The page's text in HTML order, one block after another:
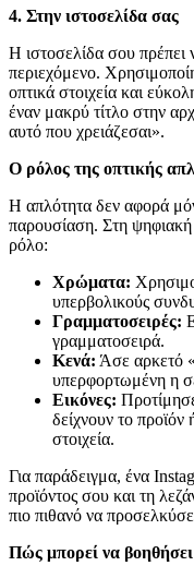
4. Στην ιστοσελίδα σας
Η ιστοσελίδα σου πρέπει
περιεχόμενο.
οπτικά στοιχεία και
έναν μακρύ τίτλο στην
αυτό που χρειάζεσαι».
Ο ρόλος της οπτικής
Η απλότητα δεν αφορά
παρουσίαση. Στη ψηφιακή
ρόλο:
Χρώματα:
υπερβολικούς
Γραμματοσειρές:
γραμματοσειρά.
Κενά: Άσε αρκετό
υπερφορτωμένη η
Εικόνες:
δείχνουν το προϊόν
στοιχεία.
Για παράδειγμα, ένα
προϊόντος σου και τη
πιο πιθανό να
Πώς μπορεί να βοηθήσει